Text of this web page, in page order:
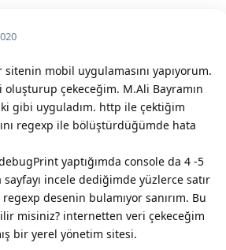
mobil uygulamasını yapıyorum.
oluşturup çekeceğim. M.Ali Bayramın
gibi uyguladım. http ile çektiğim
regexp ile bölüştürdüğümde hata
yaptığımda console da 4 -5
sayfayı incele dediğimde yüzlerce satır
desenin bulamıyor sanırım. Bu
misiniz? internetten veri çekeceğim
bir yerel yönetim sitesi.